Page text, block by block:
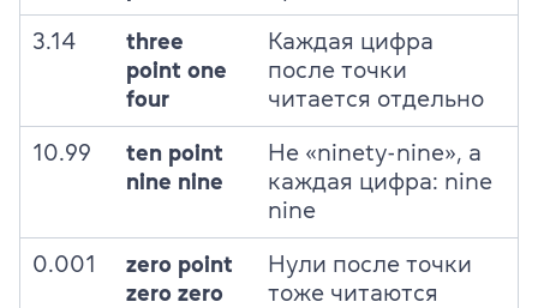
3.14
three
point one
four
Каждая цифра
после точки
читается отдельно
10.99
ten point
nine nine
Не «ninety-nine», а
каждая цифра: nine
nine
0.001
zero point
zero zero
Нули после точки
тоже читаются